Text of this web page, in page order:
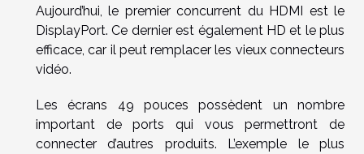
Aujourd’hui, le premier concurrent du HDMI est le
DisplayPort. Ce dernier est également HD et le plus
efficace, car il peut remplacer les vieux connecteurs
vidéo.
Les écrans 49 pouces possèdent un nombre
important de ports qui vous permettront de
connecter d’autres produits. L’exemple le plus